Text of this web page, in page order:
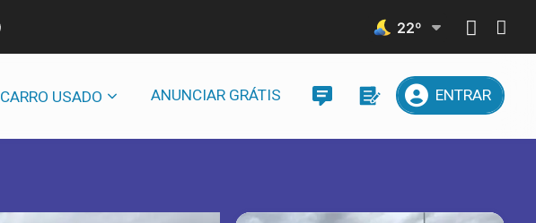
22º
CARRO USADO ANUNCIAR GRÁTIS ENTRAR